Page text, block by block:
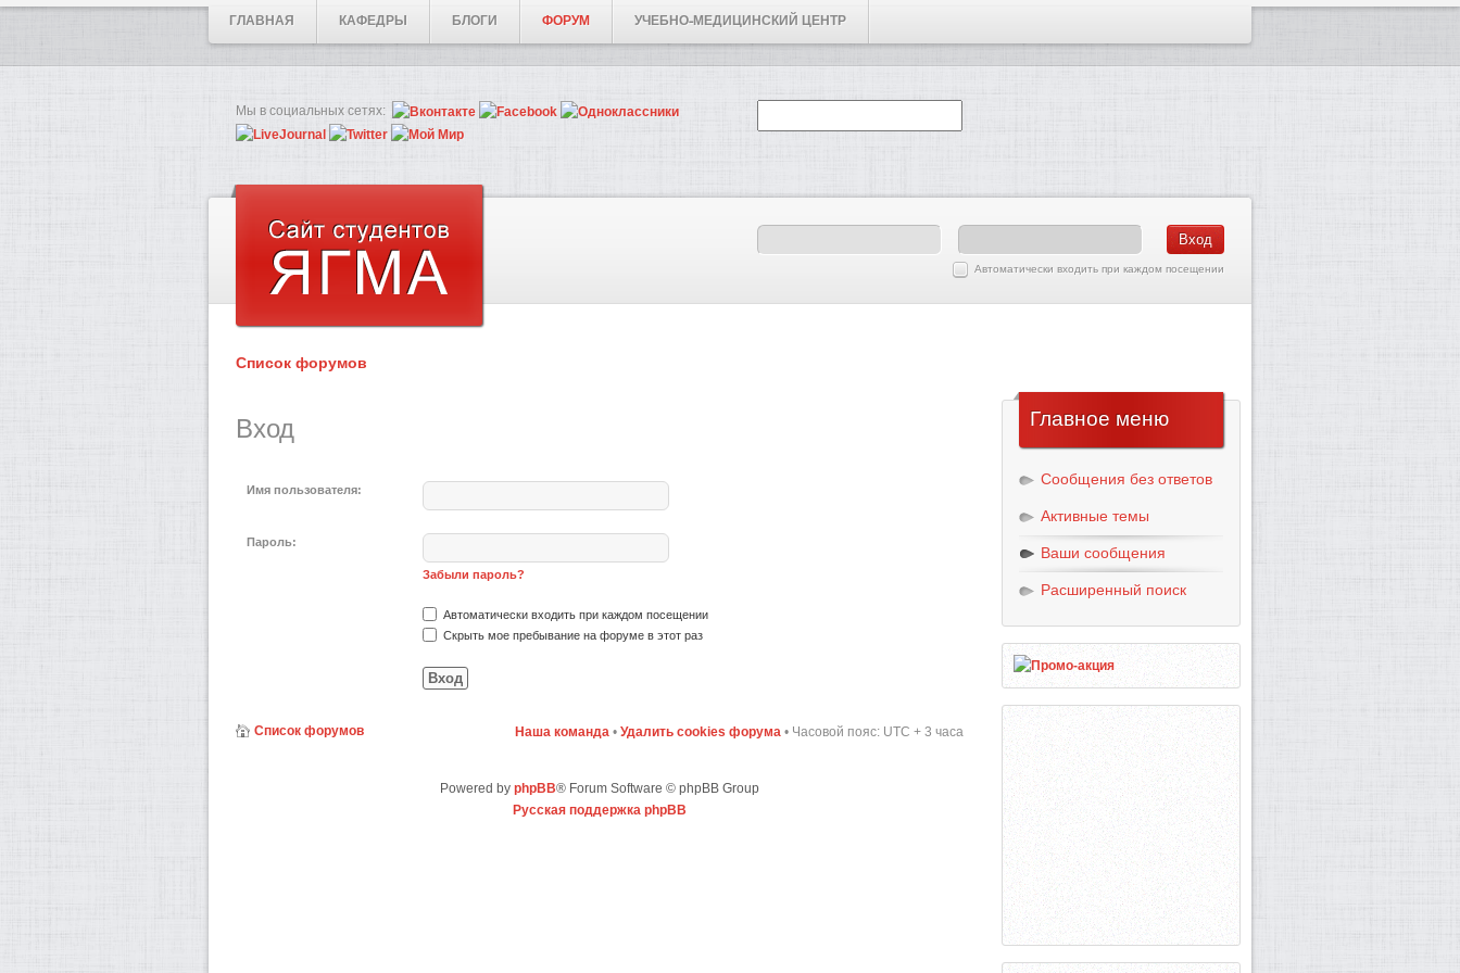
ГЛАВНАЯ КАФЕДРЫ БЛОГИ ФОРУМ УЧЕБНО-МЕДИЦИНСКИЙ ЦЕНТР
Мы в социальных сетях:
Автоматически входить при каждом посещении
Список форумов
Вход
Имя пользователя:
Пароль:
Забыли пароль?
Автоматически входить при каждом посещении
Скрыть мое пребывание на форуме в этот раз
Список форумов Наша команда • Удалить cookies форума • Часовой пояс: UTC + 3 часа
Powered by phpBB® Forum Software © phpBB Group
Русская поддержка phpBB
Главное меню
Сообщения без ответов
Активные темы
Ваши сообщения
Расширенный поиск